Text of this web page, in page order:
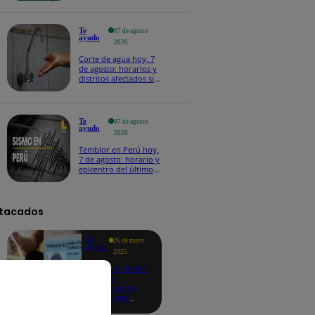
Te
ayudo
07 de agosto
2026
Corte de agua hoy, 7
de agosto: horarios y
distritos afectados sin
Te
ayudo
07 de agosto
2026
Temblor en Perú hoy,
7 de agosto: horario y
epicentro del último
Te
ayudo
26 de mayo
2025
Revisa si tienes
deudas
consultando
con tu DNI: